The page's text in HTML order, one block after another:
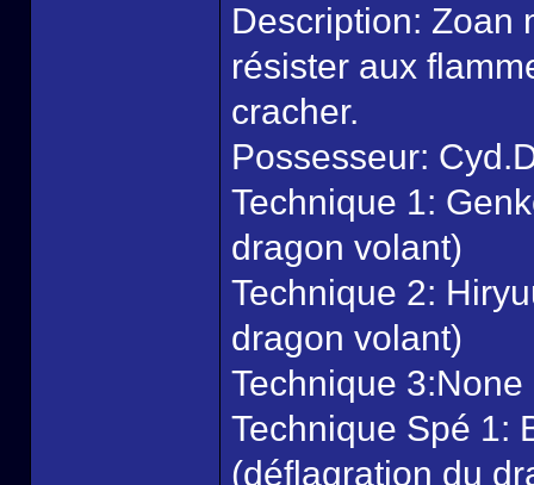
Description: Zoan
résister aux
cracher.
Possesseur:
Technique 1:
dragon volant)
Technique 2:
dragon volant)
Technique 3:None
Technique Spé 1:
(déflagration du